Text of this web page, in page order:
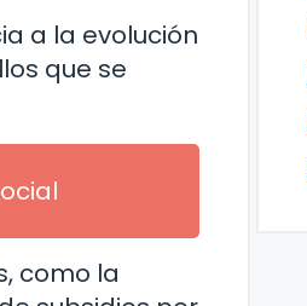
a la evolución
que se
como la